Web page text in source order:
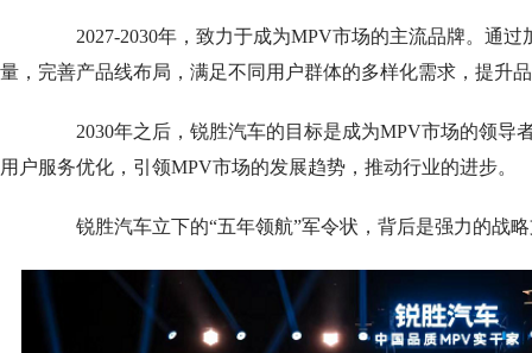
2027-2030年，致力于成为MPV市场的主流品牌。通过
量，完善产品线布局，满足不同用户群体的多样化需求，提升
2030年之后，锐胜汽车的目标是成为MPV市场的领导
用户服务优化，引领MPV市场的发展趋势，推动行业的进步。
锐胜汽车立下的“五年领航”军令状，背后是强力的战略